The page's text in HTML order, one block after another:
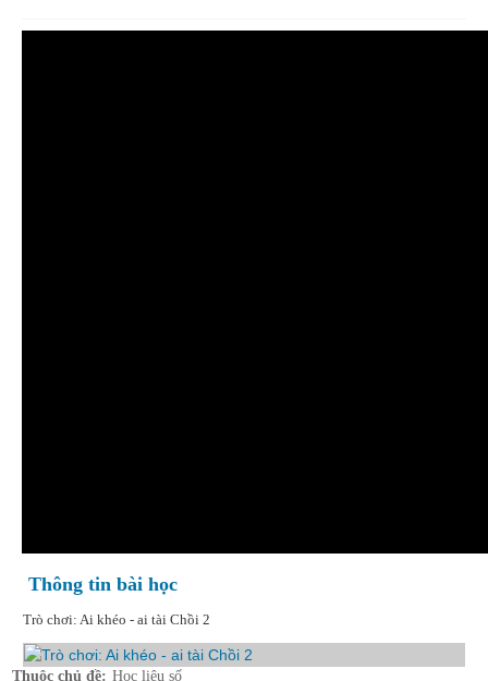
Thông tin bài học
Trò chơi: Ai khéo - ai tài Chồi 2
Thuộc chủ đề: Học liệu số